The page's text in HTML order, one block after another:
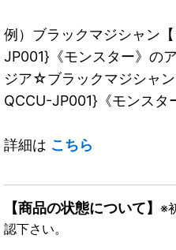
例）ブラックマジシャン
JP001}《モンスター》の
ジア☆ブラックマジシャ
QCCU-JP001}《モンスタ
詳細は こちら
【商品の状態について】 ※
認下さい。